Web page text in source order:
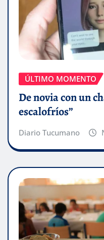
ÚLTIMO MOMENTO
De novia con un
escalofríos”
Diario Tucumano